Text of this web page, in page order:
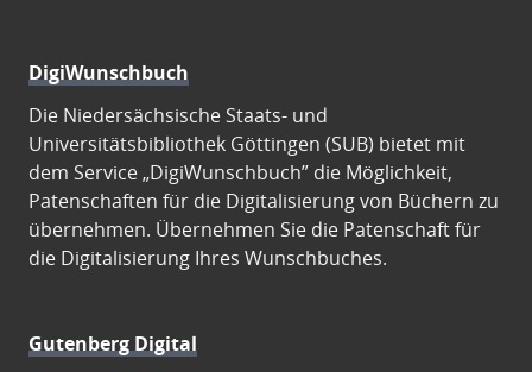
DigiWunschbuch
Die Niedersächsische Staats- und
Universitätsbibliothek Göttingen (SUB) bietet mit
dem Service „DigiWunschbuch” die Möglichkeit,
Patenschaften für die Digitalisierung von Büchern zu
übernehmen. Übernehmen Sie die Patenschaft für
die Digitalisierung Ihres Wunschbuches.
Gutenberg Digital